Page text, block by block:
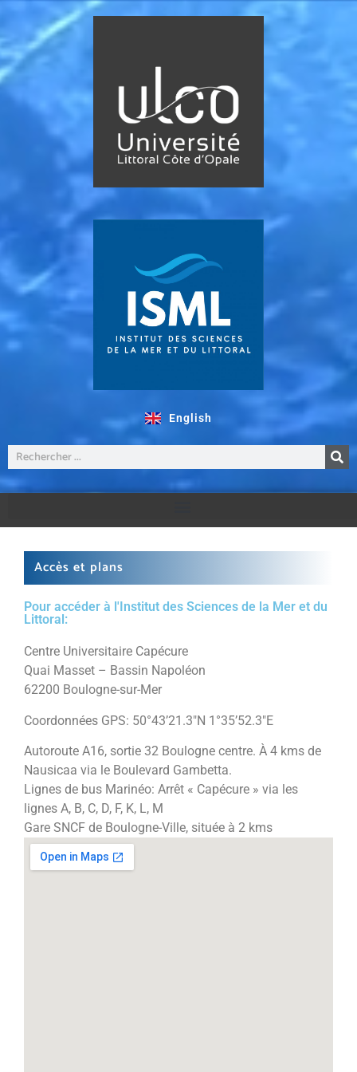
English
Accès et plans
Pour accéder à l'Institut des Sciences de la Mer et du
Littoral:
Centre Universitaire Capécure
Quai Masset – Bassin Napoléon
62200 Boulogne-sur-Mer
Coordonnées GPS: 50°43’21.3″N 1°35’52.3″E
Autoroute A16, sortie 32 Boulogne centre. À 4 kms de
Nausicaa via le Boulevard Gambetta.
Lignes de bus Marinéo: Arrêt « Capécure » via les
lignes A, B, C, D, F, K, L, M
Gare SNCF de Boulogne-Ville, située à 2 kms